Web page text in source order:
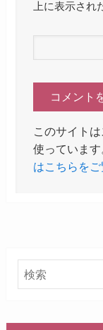
上に表示され
このサイト
使っています
はこちらを